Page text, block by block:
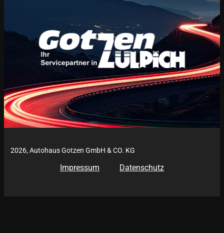
2026, Autohaus Gotzen GmbH & CO. KG
Impressum Datenschutz